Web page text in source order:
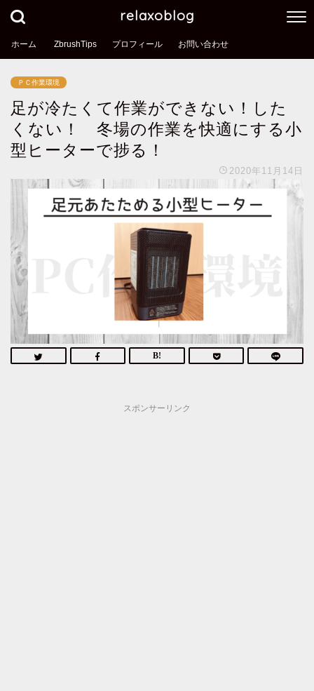
relaxoblog
ホーム ZbrushTips プロフィール お問い合わせ
ＰＣ作業環境
足が冷たくて作業ができない！した
くない！ 冬場の作業を快適にする小
型ヒーターで捗る！
2020年11月14日
スポンサーリンク